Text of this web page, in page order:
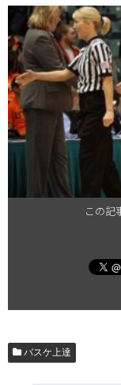
この記
バスケ上達